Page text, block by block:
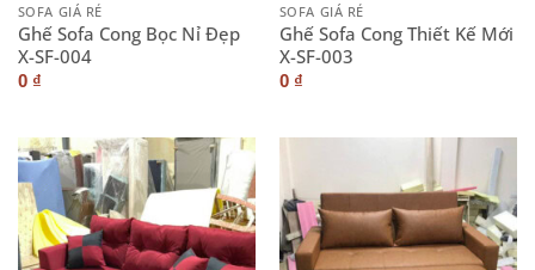
SOFA GIÁ RẺ
Ghế Sofa Cong Bọc Nỉ Đẹp
X-SF-004
0 ₫
SOFA GIÁ RẺ
Ghế Sofa Cong Thiết Kế Mới
X-SF-003
0 ₫